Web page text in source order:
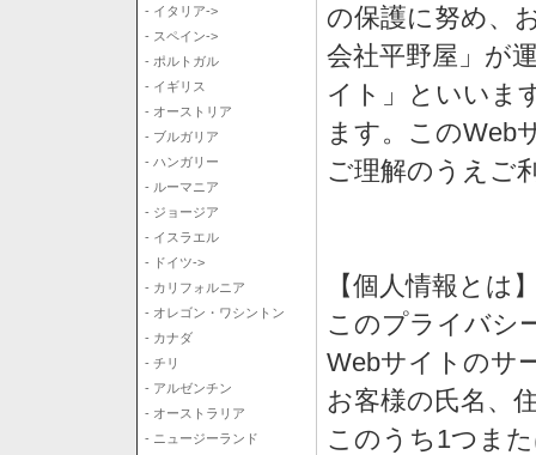
- イタリア->
- スペイン->
- ポルトガル
- イギリス
- オーストリア
- ブルガリア
- ハンガリー
- ルーマニア
- ジョージア
- イスラエル
- ドイツ->
- カリフォルニア
- オレゴン・ワシントン
- カナダ
- チリ
- アルゼンチン
- オーストラリア
- ニュージーランド
の保護に努め、
会社平野屋」が
イト」といいま
ます。このWeb
ご理解のうえご
【個人情報とは
このプライバシ
Webサイトのサ
お客様の氏名、
このうち1つま